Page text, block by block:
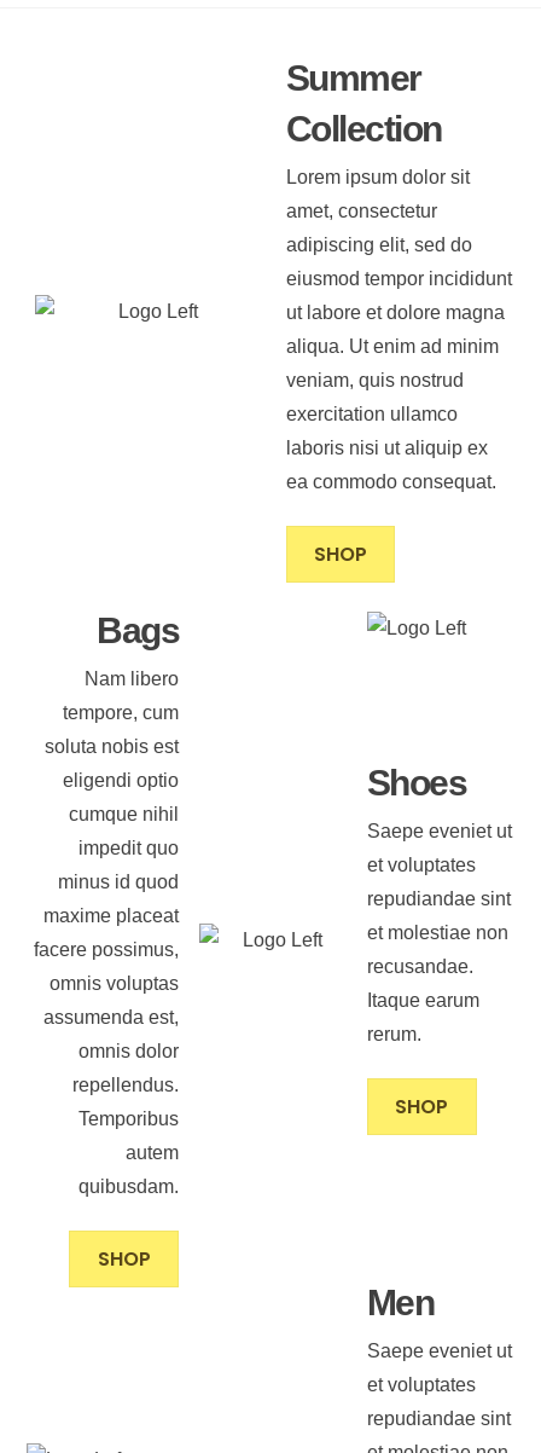
Summer
Collection
Lorem ipsum dolor sit
amet, consectetur
adipiscing elit, sed do
eiusmod tempor incididunt
ut labore et dolore magna
aliqua. Ut enim ad minim
veniam, quis nostrud
exercitation ullamco
laboris nisi ut aliquip ex
ea commodo consequat.
SHOP
Bags
Nam libero
tempore, cum
soluta nobis est
eligendi optio
cumque nihil
impedit quo
minus id quod
maxime placeat
facere possimus,
omnis voluptas
assumenda est,
omnis dolor
repellendus.
Temporibus
autem
quibusdam.
SHOP
Shoes
Saepe eveniet ut
et voluptates
repudiandae sint
et molestiae non
recusandae.
Itaque earum
rerum.
SHOP
Men
Saepe eveniet ut
et voluptates
repudiandae sint